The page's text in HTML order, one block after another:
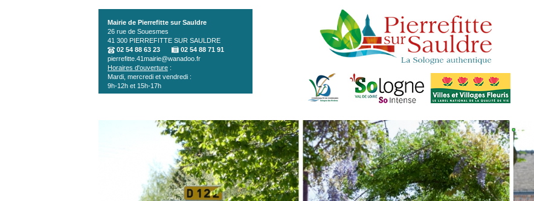
Mairie de Pierrefitte sur Sauldre
26 rue de Souesmes
41 300 PIERREFITTE SUR SAULDRE
02 54 88 63 23
02 54 88 71 91
pierrefitte.41mairie@wanadoo.fr
Horaires d'ouverture :
Mardi, mercredi et vendredi :
9h-12h et 15h-17h